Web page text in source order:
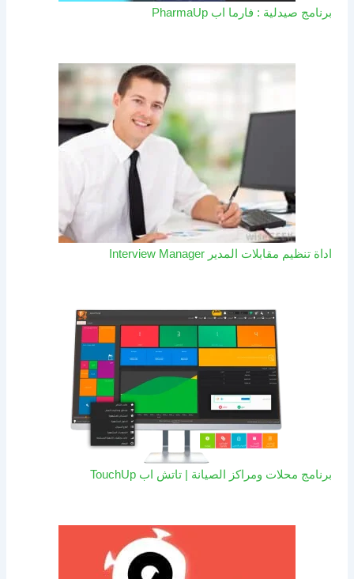
برنامج صيدلية : فارما اب PharmaUp​
اداة تنظيم مقابلات المدير Interview Manager
برنامج محلات ومراكز الصيانة | تاتش اب TouchUp